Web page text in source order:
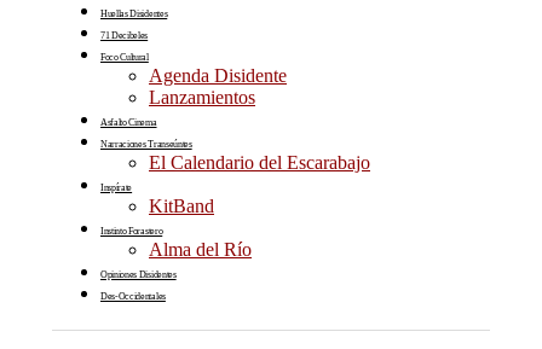
Huellas Disidentes
71 Decibeles
Foco Cultural
Agenda Disidente
Lanzamientos
Asfalto Cinema
Narraciones Transeúntes
El Calendario del Escarabajo
Inspírate
KitBand
Instinto Forastero
Alma del Río
Opiniones Disidentes
Des-Occidentales